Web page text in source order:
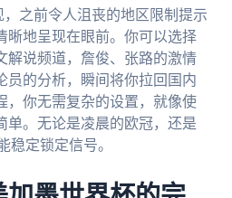
之前令人沮丧的地区限制提示
晰地呈现在眼前。你可以选择
解说频道，詹俊、张路的激情
员的分析，瞬间将你拉回国内
，你无需复杂的设置，就像使
单。无论是凌晨的欧冠，还是
稳定锁定信号。